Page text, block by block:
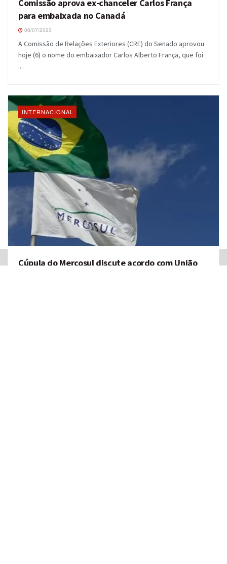
Comissão aprova ex-chanceler Carlos França
para embaixada no Canadá
06/07/2023
A Comissão de Relações Exteriores (CRE) do Senado aprovou
hoje (6) o nome do embaixador Carlos Alberto França, que foi
...
INTERNACIONAL
Cúpula do Mercosul discute acordo com União